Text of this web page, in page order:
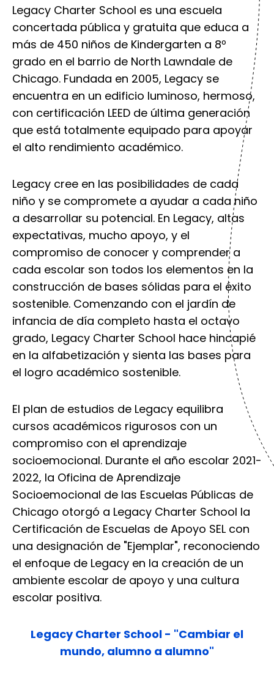
Legacy Charter School es una escuela
concertada pública y gratuita que educa a
más de 450 niños de Kindergarten a 8º
grado en el barrio de North Lawndale de
Chicago. Fundada en 2005, Legacy se
encuentra en un edificio luminoso, hermoso,
con certificación LEED de última generación
que está totalmente equipado para apoyar
el alto rendimiento académico.
Legacy cree en las posibilidades de cada
niño y se compromete a ayudar a cada niño
a desarrollar su potencial. En Legacy, altas
expectativas, mucho apoyo, y el
compromiso de conocer y comprender a
cada escolar son todos los elementos en la
construcción de bases sólidas para el éxito
sostenible. Comenzando con el jardín de
infancia de día completo hasta el octavo
grado, Legacy Charter School hace hincapié
en la alfabetización y sienta las bases para
el logro académico sostenible.
El plan de estudios de Legacy equilibra
cursos académicos rigurosos con un
compromiso con el aprendizaje
socioemocional. Durante el año escolar 2021-
2022, la Oficina de Aprendizaje
Socioemocional de las Escuelas Públicas de
Chicago otorgó a Legacy Charter School la
Certificación de Escuelas de Apoyo SEL con
una designación de "Ejemplar", reconociendo
el enfoque de Legacy en la creación de un
ambiente escolar de apoyo y una cultura
escolar positiva.
Legacy Charter School - "Cambiar el
mundo, alumno a alumno"